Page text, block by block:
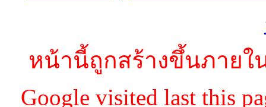
หน้านี้ถูกสร้างขึ้นภายใ
Google visited last this